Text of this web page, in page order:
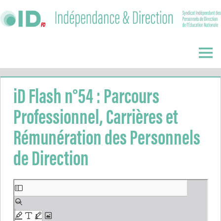
to
Direction
Menu
iD Flash n°54 : Parcours
Professionnel, Carrières et
Rémunération des Personnels
de Direction
Aller
au
contenu